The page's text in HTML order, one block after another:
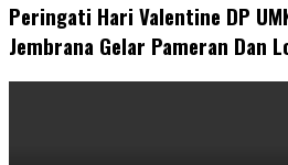
Peringati Hari Valentine DP
Jembrana Gelar Pameran Dan